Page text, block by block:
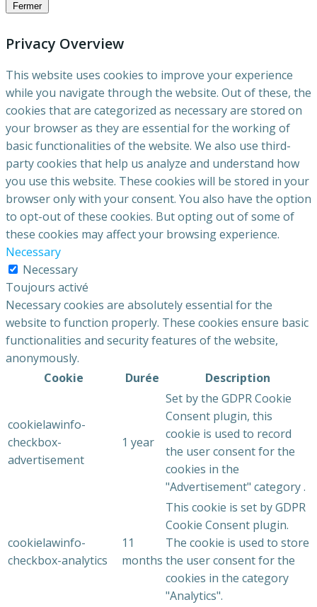
Fermer
Privacy Overview
This website uses cookies to improve your experience
while you navigate through the website. Out of these, the
cookies that are categorized as necessary are stored on
your browser as they are essential for the working of
basic functionalities of the website. We also use third-
party cookies that help us analyze and understand how
you use this website. These cookies will be stored in your
browser only with your consent. You also have the option
to opt-out of these cookies. But opting out of some of
these cookies may affect your browsing experience.
Necessary
Necessary
Toujours activé
Necessary cookies are absolutely essential for the
website to function properly. These cookies ensure basic
functionalities and security features of the website,
anonymously.
Cookie
Durée Description
cookielawinfo-
checkbox-
advertisement
1 year
Set by the GDPR Cookie
Consent plugin, this
cookie is used to record
the user consent for the
cookies in the
"Advertisement" category .
cookielawinfo-
checkbox-analytics
11
months
This cookie is set by GDPR
Cookie Consent plugin.
The cookie is used to store
the user consent for the
cookies in the category
"Analytics".